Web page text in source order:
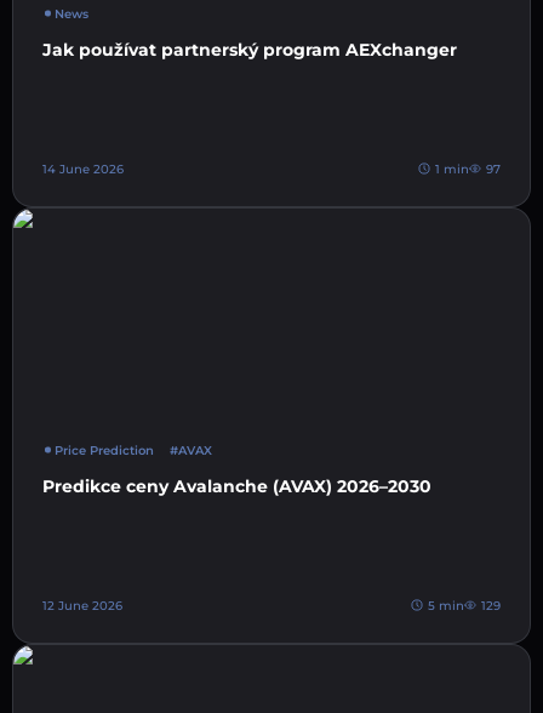
News
Jak používat partnerský program AEXchanger
14 June 2026 1 min 97
Price Prediction #AVAX
Predikce ceny Avalanche (AVAX) 2026–2030
12 June 2026 5 min 129